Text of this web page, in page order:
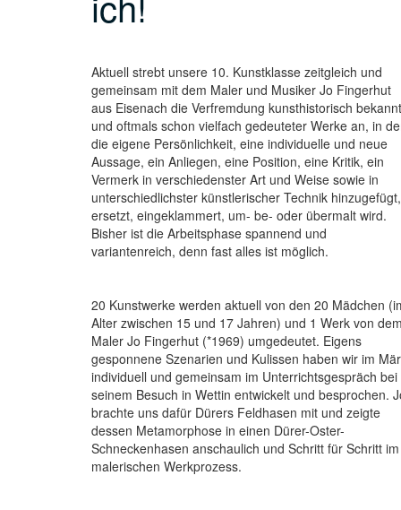
Aktuell strebt unsere 10. Kunstklasse zeitgleich und
gemeinsam mit dem Maler und Musiker Jo Fingerhut
aus Eisenach die Verfremdung kunsthistorisch
und oftmals schon vielfach gedeuteter Werke an, in
die eigene Persönlichkeit, eine individuelle und neue
Aussage, ein Anliegen, eine Position, eine Kritik, ein
Vermerk in verschiedenster Art und Weise sowie in
unterschiedlichster künstlerischer Technik hinzugefügt,
ersetzt, eingeklammert, um- be- oder übermalt wird.
Bisher ist die Arbeitsphase spannend und
variantenreich, denn fast alles ist möglich.
20 Kunstwerke werden aktuell von den 20 Mädchen
Alter zwischen 15 und 17 Jahren) und 1 Werk von dem
Maler Jo Fingerhut (*1969) umgedeutet. Eigens
gesponnene Szenarien und Kulissen haben wir im
individuell und gemeinsam im Unterrichtsgespräch bei
seinem Besuch in Wettin entwickelt und besprochen.
brachte uns dafür Dürers Feldhasen mit und zeigte
dessen Metamorphose in einen Dürer-Oster-
Schneckenhasen anschaulich und Schritt für Schritt im
malerischen Werkprozess.